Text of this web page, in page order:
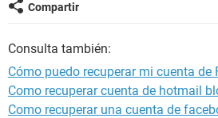
Compartir
Consulta también:
Cómo puedo recuperar mi cuenta de
Como recuperar cuenta de hotmail
Como recuperar una cuenta de